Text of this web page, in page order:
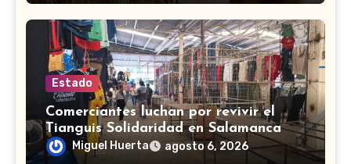
Estado
Comerciantes luchan por revivir el
Tianguis Solidaridad en Salamanca
Miguel Huerta agosto 6, 2026